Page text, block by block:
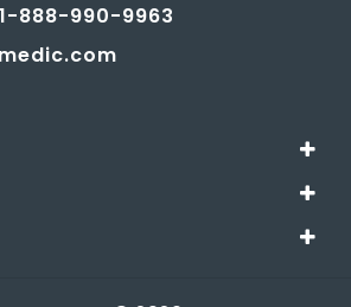
1-888-990-9963